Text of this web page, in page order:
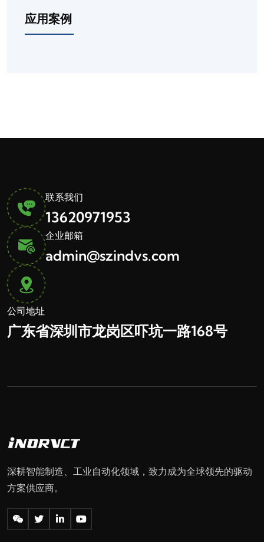
应用案例
联系我们
13620971953
企业邮箱
admin@szindvs.com
公司地址
广东省深圳市龙岗区吓坑一路168号
深耕智能制造、工业自动化领域，致力成为全球领先的驱动
方案供应商。